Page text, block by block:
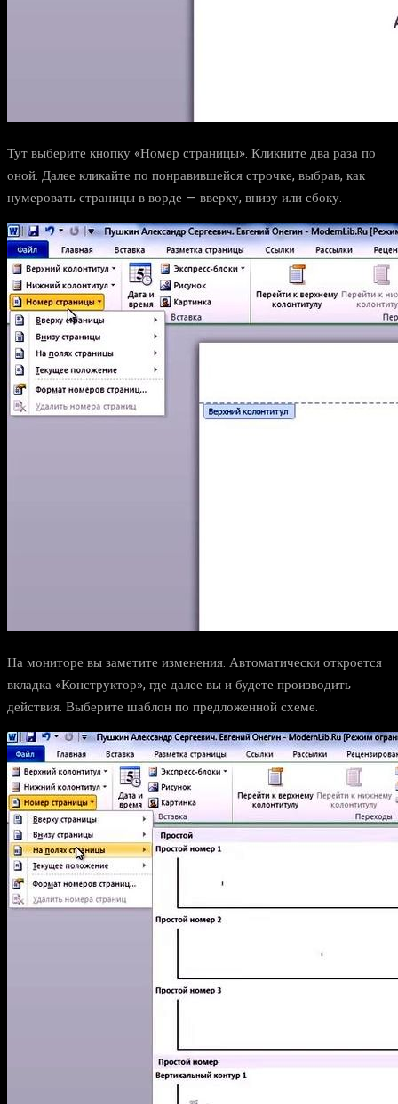
Тут выберите кнопку «Номер страницы». Кликните два раза по
оной. Далее кликайте по понравившейся строчке, выбрав, как
нумеровать страницы в ворде — вверху, внизу или сбоку.
На мониторе вы заметите изменения. Автоматически откроется
вкладка «Конструктор», где далее вы и будете производить
действия. Выберите шаблон по предложенной схеме.